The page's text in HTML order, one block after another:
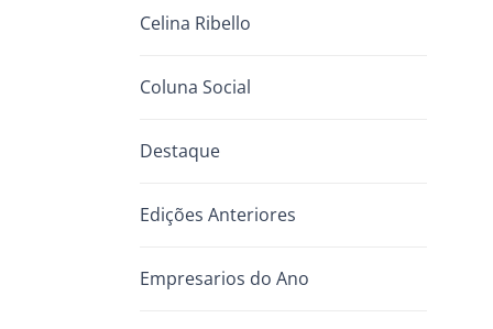
Celina Ribello
Coluna Social
Destaque
Edições Anteriores
Empresarios do Ano